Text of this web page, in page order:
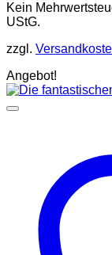
Kein
UStG.
zzgl.
Angebot!